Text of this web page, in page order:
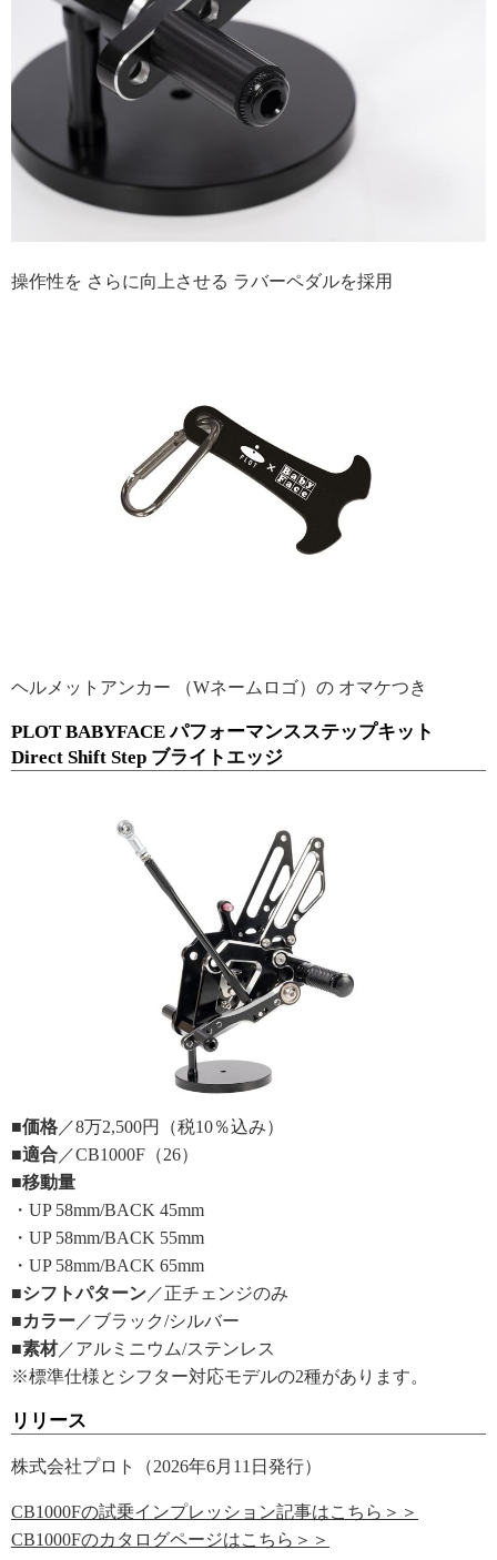
操作性を さらに向上させる ラバーペダルを採用
ヘルメットアンカー （Wネームロゴ）の オマケつき
PLOT BABYFACE パフォーマンスステップキット
Direct Shift Step ブライトエッジ
■価格 ／8万2,500円（税10％込み）
■適合 ／CB1000F（26）
■移動量
・UP 58mm/BACK 45mm
・UP 58mm/BACK 55mm
・UP 58mm/BACK 65mm
■シフトパターン ／正チェンジのみ
■カラー ／ブラック/シルバー
■素材／アルミニウム/ステンレス
※標準仕様とシフター対応モデルの2種があります。
リリース
株式会社プロト（2026年6月11日発行）
CB1000Fの試乗インプレッション記事はこちら＞＞
CB1000Fのカタログページはこちら＞＞